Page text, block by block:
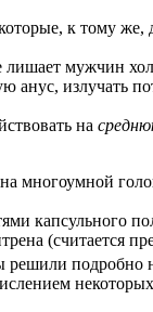
к тому же,
мужчин
излучать пот,
на
капсульного
(считается
подробно